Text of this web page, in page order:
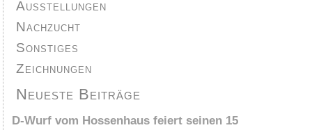
Ausstellungen
Nachzucht
Sonstiges
Zeichnungen
Neueste Beiträge
D-Wurf vom Hossenhaus feiert seinen 15